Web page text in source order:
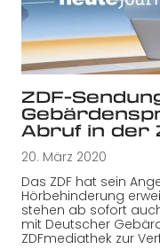
ZDF-
Abruf in der
20. März 2020
Das ZDF hat sein
Hörbehinderung
stehen ab sofort
mit Deutscher
ZDFmediathek zur